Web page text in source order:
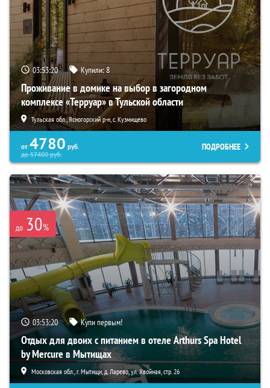
03:53:19 Купили:8
Проживание в домике на выбор в загородном
комплексе «Терруар» в Тульской области
Тульская обл., Ясногорский р-н, с. Кузмищево
от 4780 руб.
до57400руб.
ПОДРОБНЕЕ
до 30%
03:53:19 Купи первым!
Отдых для двоих с питанием в отеле Arthurs Spa Hotel
by Mercure в Мытищах
Московская обл., г. Мытищи, д. Ларево, ул. Хвойная, стр. 26